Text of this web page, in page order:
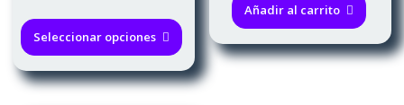
2,00€
hasta
12,00€
Seleccionar opciones
producto
tiene
múltiples
variantes.
Añadir al carrito